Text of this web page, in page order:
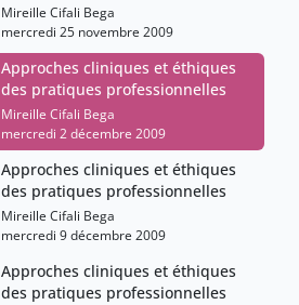
Mireille Cifali Bega
mercredi 25 novembre 2009
Approches cliniques et éthiques
des pratiques professionnelles
Mireille Cifali Bega
mercredi 2 décembre 2009
Approches cliniques et éthiques
des pratiques professionnelles
Mireille Cifali Bega
mercredi 9 décembre 2009
Approches cliniques et éthiques
des pratiques professionnelles